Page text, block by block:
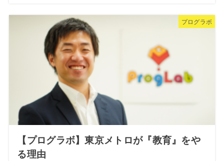
プログラボ
【プログラボ】東京メトロが『教育』をや
る理由